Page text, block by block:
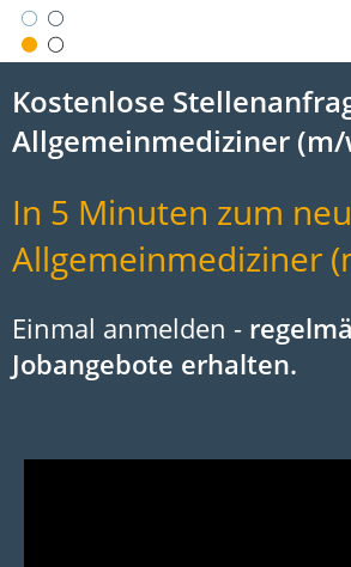
Kostenlose
Allgemeinmediziner
In 5 Minuten zum
Allgemeinmediziner
Einmal anmelden -
Jobangebote erhalten.